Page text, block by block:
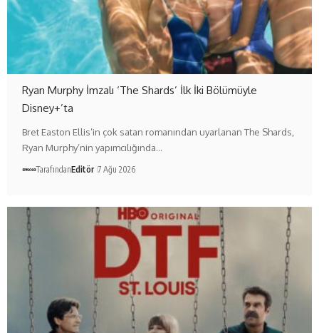
Ryan Murphy İmzalı ‘The Shards’ İlk İki Bölümüyle
Disney+’ta
Bret Easton Ellis’in çok satan romanından uyarlanan The Shards,
Ryan Murphy’nin yapımcılığında…
TarafındanEditör 7 Ağu 2026